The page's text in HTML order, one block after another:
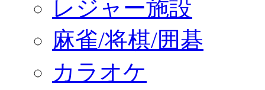
レジャー施設
麻雀/将棋/囲碁
カラオケ